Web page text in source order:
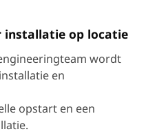
installatie op locatie
wordt
en
opstart en een